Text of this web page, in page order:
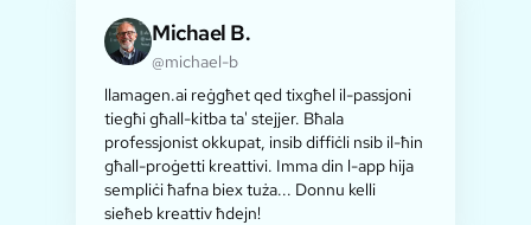
Michael B.
@michael-b
llamagen.ai reġgħet qed tixgħel il-passjoni
tiegħi għall-kitba ta' stejjer. Bħala
professjonist okkupat, insib diffiċli nsib il-ħin
għall-proġetti kreattivi. Imma din l-app hija
sempliċi ħafna biex tuża... Donnu kelli
sieħeb kreattiv ħdejn!